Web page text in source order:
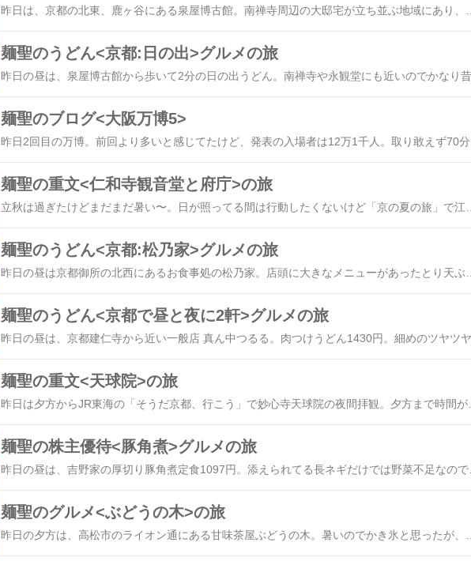
麺聖のうどん<京都:日の出>グルメの旅
麺聖のブログ<大阪万博5>
麺聖の重文<仁和寺観音堂と府庁>の旅
麺聖のうどん<京都:松乃家>グルメの旅
麺聖のうどん<京都で昼と夜に2軒>グルメの旅
麺聖の重文<天球院>の旅
昨日は夕方からJR東海の「そうだ京都、行こう」で妙心寺天球院の夜間拝観。夕方まで時間があるので、昼間は、京博で重文仏像を再確認。菩薩半跏像 1躯 奈良時代 鍍金(岡寺)、薬師如来坐像 1躯 奈良時代 乾漆(高山寺)。私の重文リストと照合出来なかったのが、東寺伝来の飛鳥時代の鍍金菩薩立像1躯(所有表示なし)と広幡家が寄進したという観音菩薩立像 1躯 飛鳥時代 鍍金(報恩寺)。夕方、強めの夕立の合間に天球院にたどり着く。北門近くにあ
麺聖の株主優待<豚角煮>グルメの旅
昨日の昼は、吉野家の厚切り豚角煮定食1097円。添えられてる長ネギだけでは野菜不足なので、100歳まで生きるために生野
麺聖のグルメ<ぶどうの木>の旅